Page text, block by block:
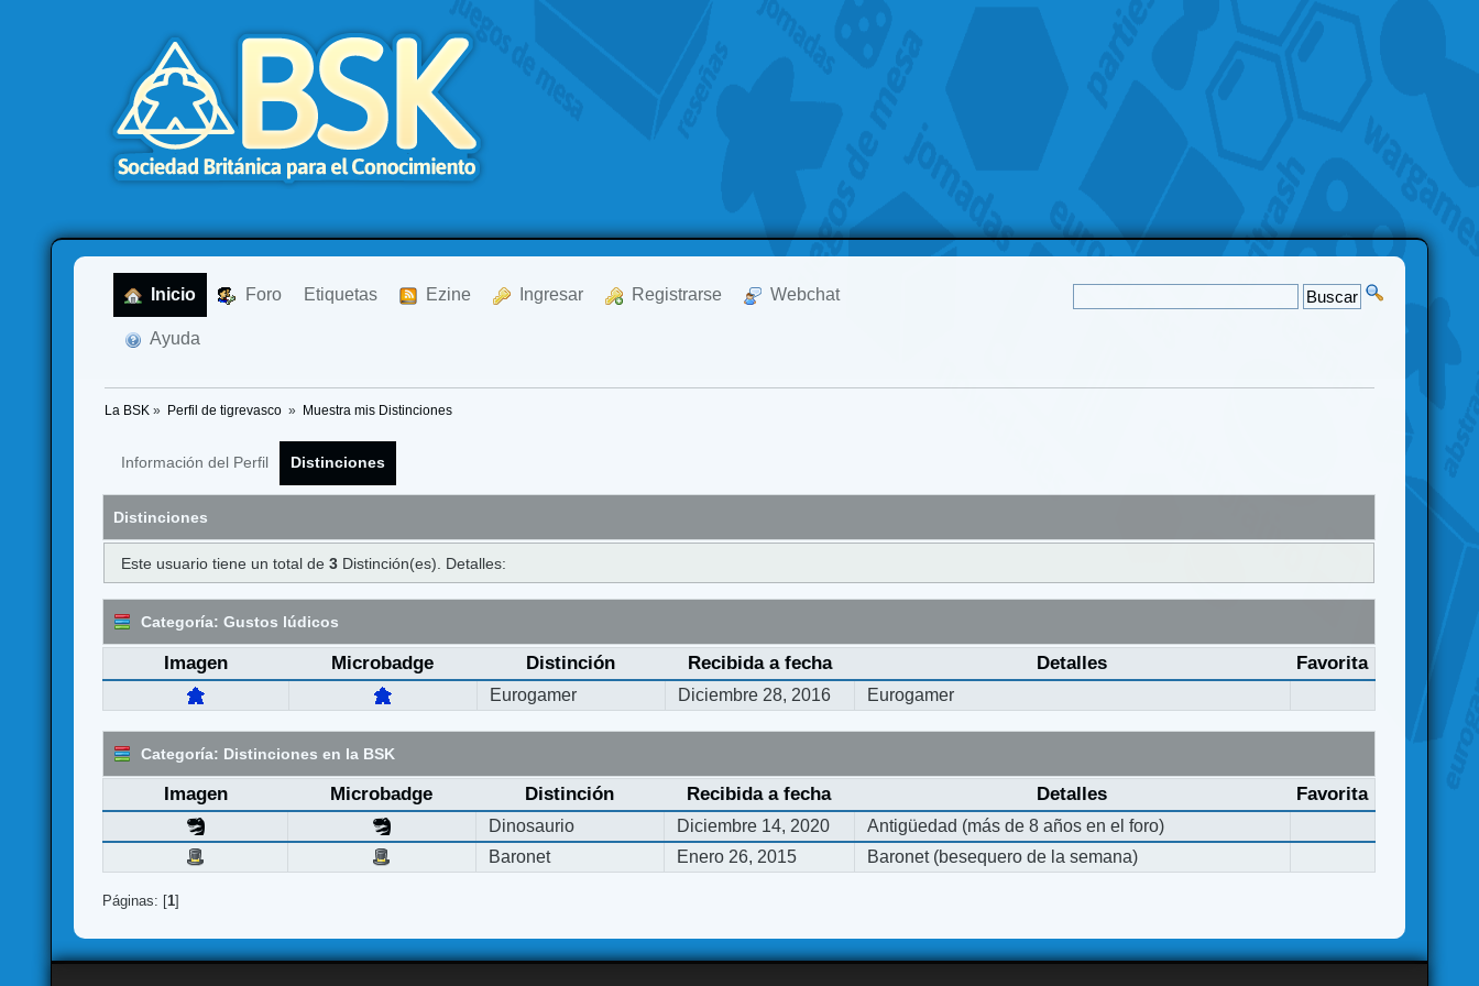
Inicio Foro Etiquetas Ezine Ingresar Registrarse Webchat
Ayuda
La BSK » Perfil de tigrevasco » Muestra mis Distinciones
Información del Perfil Distinciones
Distinciones
Este usuario tiene un total de 3Distinción(es). Detalles:
Categoría: Gustos lúdicos
Imagen Microbadge Distinción Recibida a fecha Detalles Favorita
Eurogamer Diciembre 28, 2016 Eurogamer
Categoría: Distinciones en la BSK
Imagen Microbadge Distinción Recibida a fecha Detalles Favorita
Dinosaurio Diciembre 14, 2020
Antigüedad (más de 8 años en el foro)
Baronet
Enero 26, 2015 Baronet (besequero de la semana)
Páginas: [1]